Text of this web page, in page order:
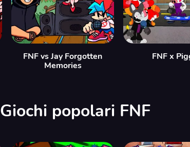
FNF vs Jay Forgotten
Memories
FNF x
Giochi popolari FNF